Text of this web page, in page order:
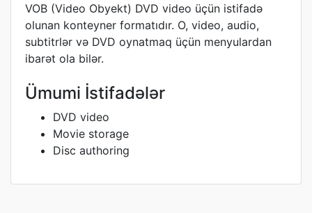
VOB (Video Obyekt) DVD video üçün istifadə
olunan konteyner formatıdır. O, video, audio,
subtitrlər və DVD oynatmaq üçün menyulardan
ibarət ola bilər.
Ümumi İstifadələr
DVD video
Movie storage
Disc authoring